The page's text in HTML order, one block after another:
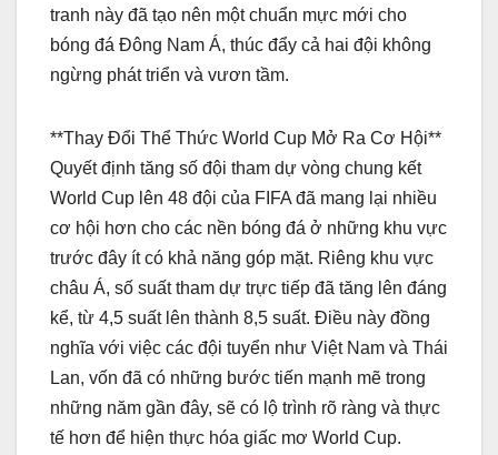
tranh này đã tạo nên một chuẩn mực mới cho
bóng đá Đông Nam Á, thúc đẩy cả hai đội không
ngừng phát triển và vươn tầm.
**Thay Đổi Thể Thức World Cup Mở Ra Cơ Hội**
Quyết định tăng số đội tham dự vòng chung kết
World Cup lên 48 đội của FIFA đã mang lại nhiều
cơ hội hơn cho các nền bóng đá ở những khu vực
trước đây ít có khả năng góp mặt. Riêng khu vực
châu Á, số suất tham dự trực tiếp đã tăng lên đáng
kể, từ 4,5 suất lên thành 8,5 suất. Điều này đồng
nghĩa với việc các đội tuyển như Việt Nam và Thái
Lan, vốn đã có những bước tiến mạnh mẽ trong
những năm gần đây, sẽ có lộ trình rõ ràng và thực
tế hơn để hiện thực hóa giấc mơ World Cup.